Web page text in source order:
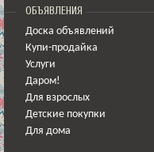
ОБЪЯВЛЕНИЯ
Доска объявлений
Купи-продайка
Услуги
Даром!
Для взрослых
Детские покупки
Для дома